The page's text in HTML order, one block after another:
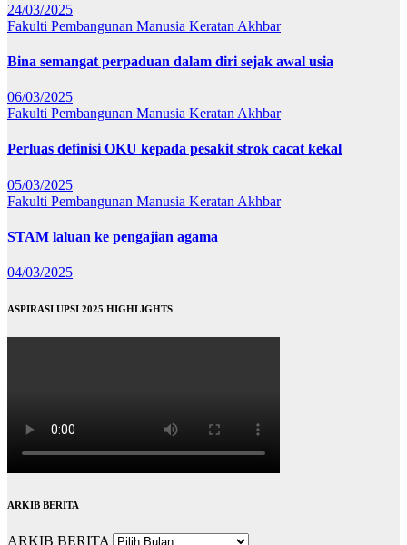
24/03/2025
Fakulti Pembangunan Manusia Keratan Akhbar
Bina semangat perpaduan dalam diri sejak awal usia
06/03/2025
Fakulti Pembangunan Manusia Keratan Akhbar
Perluas definisi OKU kepada pesakit strok cacat kekal
05/03/2025
Fakulti Pembangunan Manusia Keratan Akhbar
STAM laluan ke pengajian agama
04/03/2025
ASPIRASI UPSI 2025 HIGHLIGHTS
ARKIB BERITA
ARKIB BERITA